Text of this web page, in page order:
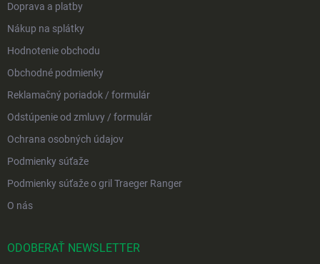
Doprava a platby
Nákup na splátky
Hodnotenie obchodu
Obchodné podmienky
Reklamačný poriadok / formulár
Odstúpenie od zmluvy / formulár
Ochrana osobných údajov
Podmienky súťaže
Podmienky súťaže o gril Traeger Ranger
O nás
ODOBERAŤ NEWSLETTER